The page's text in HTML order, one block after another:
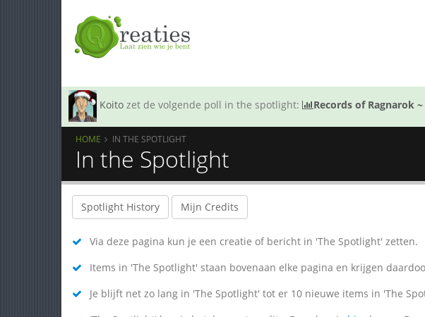
Koito zet de volgende poll in the spotlight: Records of Ragnarok
HOME IN THE SPOTLIGHT
In the Spotlight
Spotlight History Mijn Credits
Via deze pagina kun je een creatie of bericht in 'The Spotlight' zetten.
Items in 'The Spotlight' staan bovenaan elke pagina en krijgen
Je blijft net zo lang in 'The Spotlight' tot er 10 nieuwe items in 'The